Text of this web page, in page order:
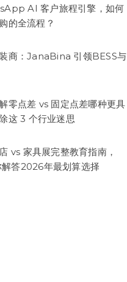
AI 客户旅程引擎，如何
的全流程？
商：JanaBina 引领BESS与
零点差 vs 固定点差哪种更具
这 3 个行业迷思
vs 家具展完整教育指南，
答2026年最划算选择